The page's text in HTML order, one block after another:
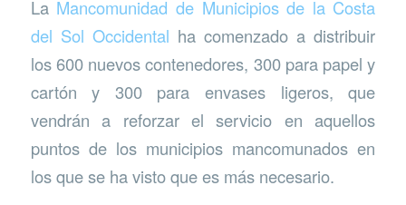
La Mancomunidad de Municipios de la Costa
del Sol Occidental ha comenzado a distribuir
los 600 nuevos contenedores, 300 para papel y
cartón y 300 para envases ligeros, que
vendrán a reforzar el servicio en aquellos
puntos de los municipios mancomunados en
los que se ha visto que es más necesario.